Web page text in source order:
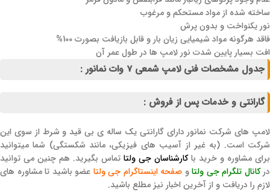
ساخته شده از مواد مستحکم و مرغوب
نور یکنواخت و بدون پرش
فاقد هرگونه مواد شیمیایی زیان بار و قابل بازیافت بصورت 100%
افت بسیار پایین شدت نور لامپ ها در طول عمر آن
جدول مشخصات فنی لامپ شمعی 7 وات نمانور :
گارانتی و خدمات پس از فروش :
لامپ های شرکت نمانور دارای گارانتی یک ساله ی بی قید و شرط از سوی این
شرکت است. (به غیر از آسیب های فیزیکی، مانند شکستگی) شما میتوانید
برای مشاوره و خرید باکارشناسان جی ولتا تماس بگیرید. هم چنین می توانید
درکانال تلگرام جی ولتاو صفحه اینستاگرام جی ولتا عضو باشید تا مشاوره های
لازم را دریافت و از آخرین اخبار نیز مطلع باشید.